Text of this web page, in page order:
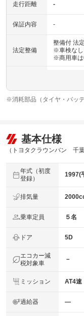
走行距離 -
保証内容 -
法定整備
整備付 法
※車検なし
※商用車は
※消耗部品（タイヤ・バッ
基本仕様
（トヨタクラウンバン 千葉
年式（初度
登録）
1997(
排気量
乗車定員 ５名
ドア 5D
エコカー減
税対象車
－
ミッション AT4速
過給器 ―